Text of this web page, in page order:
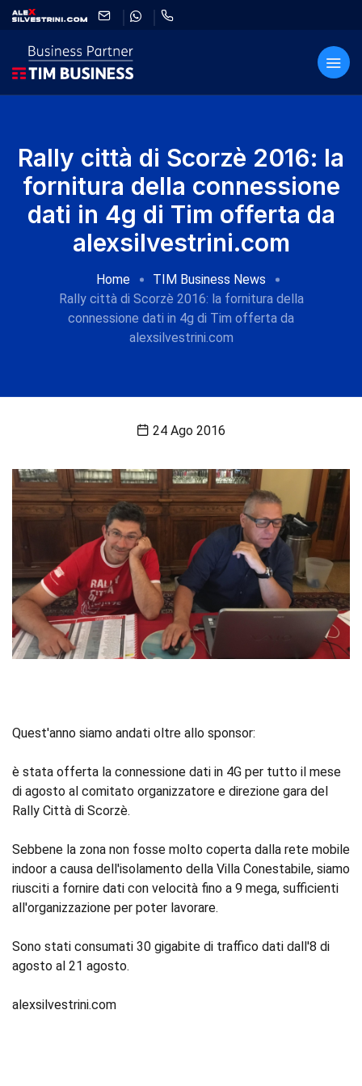
Rally città di Scorzè 2016: la
fornitura della connessione
dati in 4g di Tim offerta da
alexsilvestrini.com
Home
TIM Business News
Rally città di Scorzè 2016: la fornitura della
connessione dati in 4g di Tim offerta da
alexsilvestrini.com
24 Ago 2016
Quest'anno siamo andati oltre allo sponsor:
è stata offerta la connessione dati in 4G per tutto il mese
di agosto al comitato organizzatore e direzione gara del
Rally Città di Scorzè.
Sebbene la zona non fosse molto coperta dalla rete mobile
indoor a causa dell'isolamento della Villa Conestabile, siamo
riusciti a fornire dati con velocità fino a 9 mega, sufficienti
all'organizzazione per poter lavorare.
Sono stati consumati 30 gigabite di traffico dati dall'8 di
agosto al 21 agosto.
alexsilvestrini.com